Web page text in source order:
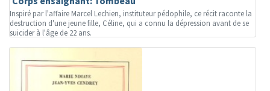
Inspiré par l'affaire Marcel Lechien, instituteur pédophile, ce récit raconte la
destruction d'une jeune fille, Céline, qui a connu la dépression avant de se
suicider à l'âge de 22 ans.